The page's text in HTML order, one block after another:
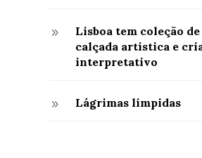
9
Lisboa tem coleção
calçada artística e
interpretativo
9 Lágrimas límpidas